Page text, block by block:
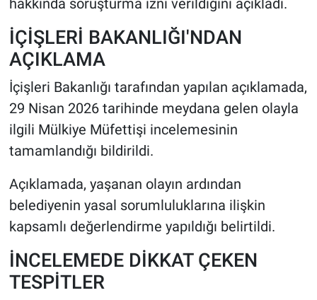
hakkında soruşturma izni verildiğini açıkladı.
İÇİŞLERİ BAKANLIĞI'NDAN
AÇIKLAMA
İçişleri Bakanlığı tarafından yapılan açıklamada,
29 Nisan 2026 tarihinde meydana gelen olayla
ilgili Mülkiye Müfettişi incelemesinin
tamamlandığı bildirildi.
Açıklamada, yaşanan olayın ardından
belediyenin yasal sorumluluklarına ilişkin
kapsamlı değerlendirme yapıldığı belirtildi.
İNCELEMEDE DİKKAT ÇEKEN
TESPİTLER
MAGAZİN
Bilim, Teknoloji